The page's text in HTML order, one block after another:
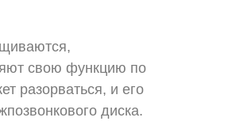
свою функцию по
разорваться, и его
диска.